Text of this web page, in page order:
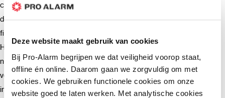
Deze website maakt gebruik van cookies
Bij Pro-Alarm begrijpen we dat veiligheid voorop staat,
offline én online. Daarom gaan we zorgvuldig om met
cookies. We gebruiken functionele cookies om onze
website goed te laten werken. Met analytische cookies
camera (7)
deurbel (4)
firmware (3)
Hikvision (3)
netwerkrecorder (2)
verzending (2)
intercom (2)